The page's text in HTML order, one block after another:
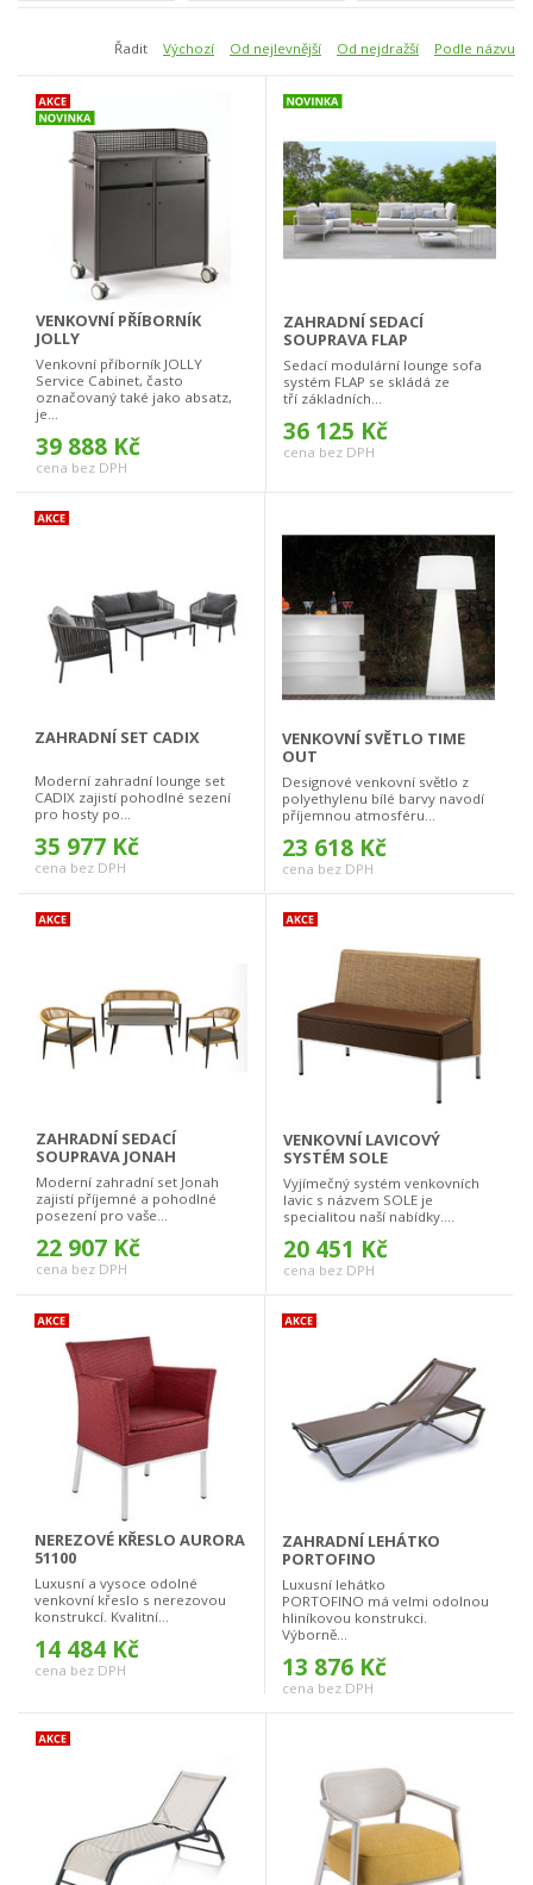
Řadit Výchozí Od nejlevnější Od nejdražší Podle názvu
VENKOVNÍ PŘÍBORNÍK
JOLLY
Venkovní příborník JOLLY
Service Cabinet, často
označovaný také jako absatz,
je...
39 888 Kč
cena bez DPH
ZAHRADNÍ SEDACÍ
SOUPRAVA FLAP
Sedací modulární lounge sofa
systém FLAP se skládá ze
tří základních...
36 125 Kč
cena bez DPH
ZAHRADNÍ SET CADIX
Moderní zahradní lounge set
CADIX zajistí pohodlné sezení
pro hosty po...
35 977 Kč
cena bez DPH
VENKOVNÍ SVĚTLO TIME
OUT
Designové venkovní světlo z
polyethylenu bílé barvy navodí
příjemnou atmosféru...
23 618 Kč
cena bez DPH
ZAHRADNÍ SEDACÍ
SOUPRAVA JONAH
Moderní zahradní set Jonah
zajistí příjemné a pohodlné
posezení pro vaše...
22 907 Kč
cena bez DPH
VENKOVNÍ LAVICOVÝ
SYSTÉM SOLE
Vyjímečný systém venkovních
lavic s názvem SOLE je
specialitou naší nabídky....
20 451 Kč
cena bez DPH
NEREZOVÉ KŘESLO AURORA
51100
Luxusní a vysoce odolné
venkovní křeslo s nerezovou
konstrukcí. Kvalitní...
14 484 Kč
cena bez DPH
ZAHRADNÍ LEHÁTKO
PORTOFINO
Luxusní lehátko
PORTOFINO má velmi odolnou
hliníkovou konstrukci.
Výborně...
13 876 Kč
cena bez DPH